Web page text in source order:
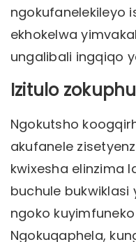
ngokufanelekileyo
ekhokelwa
ungalibali ingqiqo
Izitulo
Ngokutsho
akufanele
kwixesha elinzima
buchule bukwiklasi
ngoko
Ngokuqaphela,